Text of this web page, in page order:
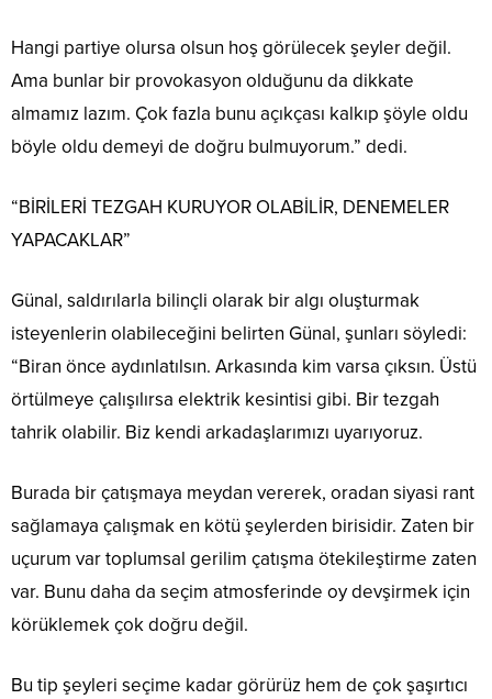
Hangi partiye olursa olsun hoş görülecek şeyler değil.
Ama bunlar bir provokasyon olduğunu da dikkate
almamız lazım. Çok fazla bunu açıkçası kalkıp şöyle oldu
böyle oldu demeyi de doğru bulmuyorum.” dedi.
“BİRİLERİ TEZGAH KURUYOR OLABİLİR, DENEMELER
YAPACAKLAR”
Günal, saldırılarla bilinçli olarak bir algı oluşturmak
isteyenlerin olabileceğini belirten Günal, şunları söyledi:
“Biran önce aydınlatılsın. Arkasında kim varsa çıksın. Üstü
örtülmeye çalışılırsa elektrik kesintisi gibi. Bir tezgah
tahrik olabilir. Biz kendi arkadaşlarımızı uyarıyoruz.
Burada bir çatışmaya meydan vererek, oradan siyasi rant
sağlamaya çalışmak en kötü şeylerden birisidir. Zaten bir
uçurum var toplumsal gerilim çatışma ötekileştirme zaten
var. Bunu daha da seçim atmosferinde oy devşirmek için
körüklemek çok doğru değil.
Bu tip şeyleri seçime kadar görürüz hem de çok şaşırtıcı